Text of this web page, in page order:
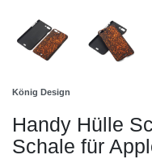
König Design
Handy Hülle
Schale für